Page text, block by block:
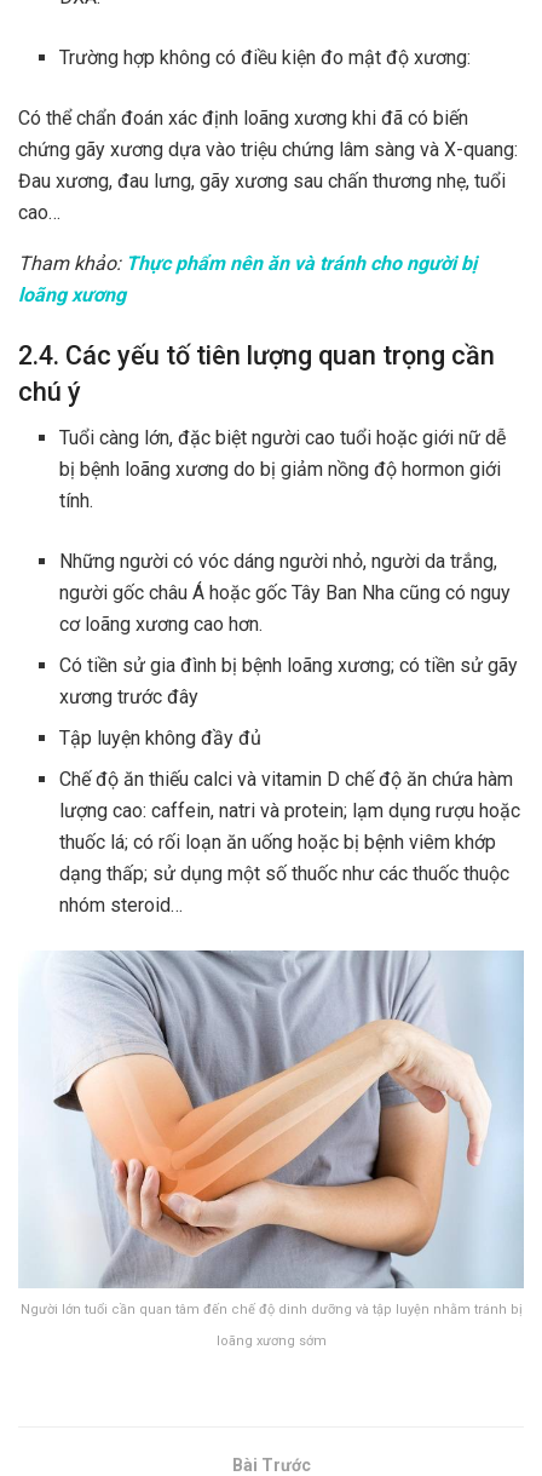
Trường hợp không có điều kiện đo mật độ xương:
Có thể chẩn đoán xác định loãng xương khi đã có biến
chứng gãy xương dựa vào triệu chứng lâm sàng và X-quang:
Đau xương, đau lưng, gãy xương sau chấn thương nhẹ, tuổi
cao…
Tham khảo: Thực phẩm nên ăn và tránh cho người bị
loãng xương
2.4. Các yếu tố tiên lượng quan trọng cần
chú ý
Tuổi càng lớn, đặc biệt người cao tuổi hoặc giới nữ dễ
bị bệnh loãng xương do bị giảm nồng độ hormon giới
tính.
Những người có vóc dáng người nhỏ, người da trắng,
người gốc châu Á hoặc gốc Tây Ban Nha cũng có nguy
cơ loãng xương cao hơn.
Có tiền sử gia đình bị bệnh loãng xương; có tiền sử gãy
xương trước đây
Tập luyện không đầy đủ
Chế độ ăn thiếu calci và vitamin D chế độ ăn chứa hàm
lượng cao: caffein, natri và protein; lạm dụng rượu hoặc
thuốc lá; có rối loạn ăn uống hoặc bị bệnh viêm khớp
dạng thấp; sử dụng một số thuốc như các thuốc thuộc
nhóm steroid…
Người lớn tuổi cần quan tâm đến chế độ dinh dưỡng và tập luyện nhằm tránh bị
loãng xương sớm
Bài Trước